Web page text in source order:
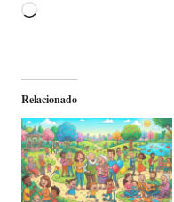
Cargando...
Relacionado